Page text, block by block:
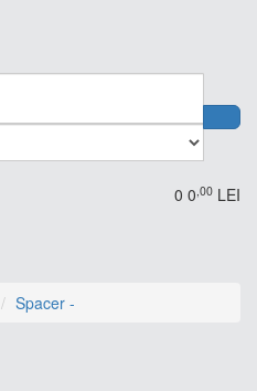
0 0,00 LEI
Spacer -